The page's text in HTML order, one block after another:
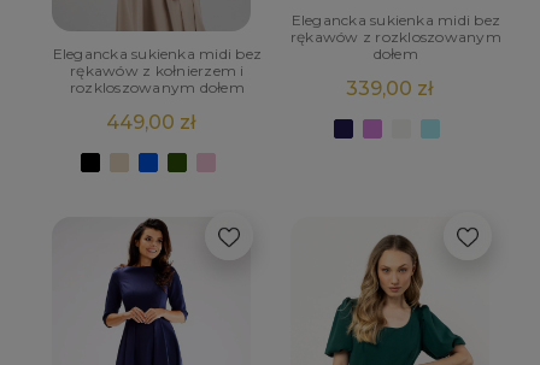
Elegancka sukienka midi bez
rękawów z kołnierzem i
rozkloszowanym dołem
449,00 zł
Elegancka sukienka midi bez
rękawów z rozkloszowanym
dołem
339,00 zł